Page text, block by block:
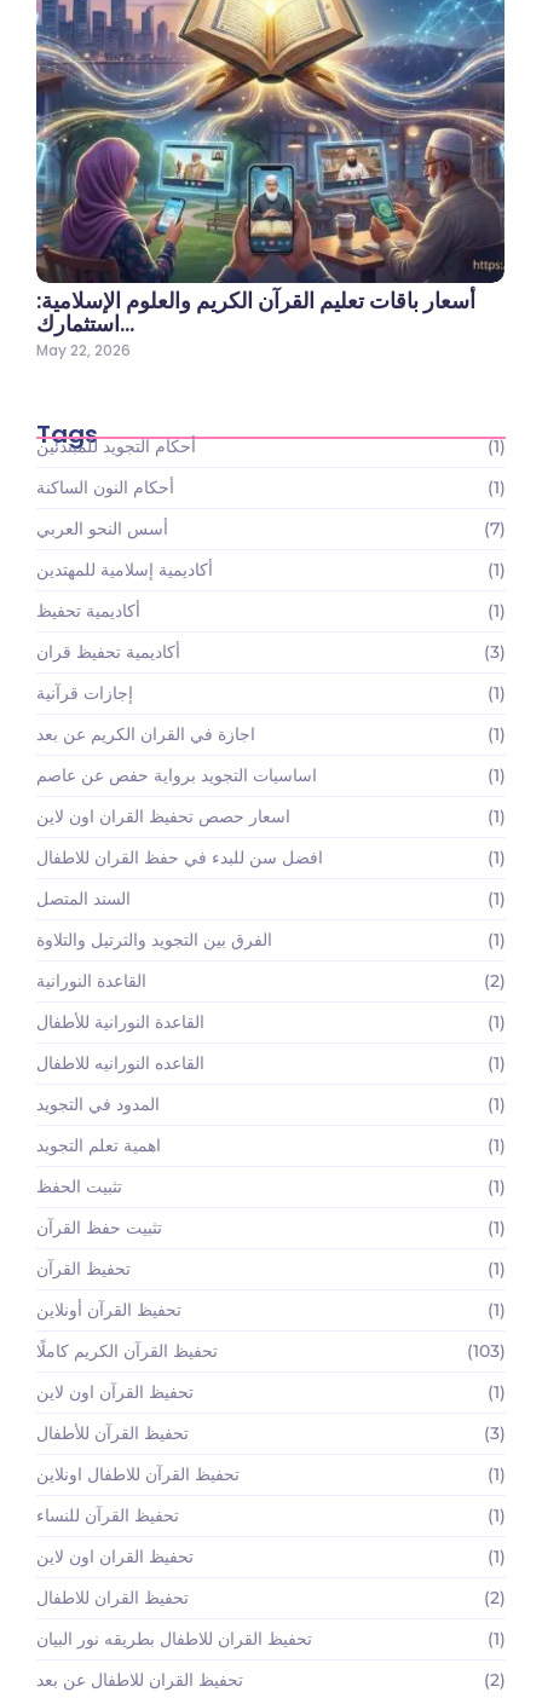
أسعار باقات تعليم القرآن الكريم والعلوم الإسلامية:
استثمارك…
May 22, 2026
Tags
أحكام التجويد للمبتدئين
(1)
أحكام النون الساكنة
(1)
أسس النحو العربي
(7)
أكاديمية إسلامية للمهتدين
(1)
أكاديمية تحفيظ
(1)
أكاديمية تحفيظ قران
(3)
إجازات قرآنية
(1)
اجازة في القران الكريم عن بعد
(1)
اساسيات التجويد برواية حفص عن عاصم
(1)
اسعار حصص تحفيظ القران اون لاين
(1)
افضل سن للبدء في حفظ القران للاطفال
(1)
السند المتصل
(1)
الفرق بين التجويد والترتيل والتلاوة
(1)
القاعدة النورانية
(2)
القاعدة النورانية للأطفال
(1)
القاعده النورانيه للاطفال
(1)
المدود في التجويد
(1)
اهمية تعلم التجويد
(1)
تثبيت الحفظ
(1)
تثبيت حفظ القرآن
(1)
تحفيظ القرآن
(1)
تحفيظ القرآن أونلاين
(1)
تحفيظ القرآن الكريم كاملًا
(103)
تحفيظ القرآن اون لاين
(1)
تحفيظ القرآن للأطفال
(3)
تحفيظ القرآن للاطفال اونلاين
(1)
تحفيظ القرآن للنساء
(1)
تحفيظ القران اون لاين
(1)
تحفيظ القران للاطفال
(2)
تحفيظ القران للاطفال بطريقه نور البيان
(1)
تحفيظ القران للاطفال عن بعد
(2)